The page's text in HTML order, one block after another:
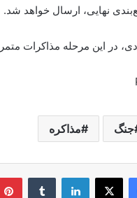
نهایی، ارسال خواهد شد.
در این مرحله مذاکرات
جنگ مذاکره
فیسبوکایکس لینکداین تامبلر